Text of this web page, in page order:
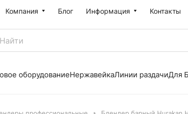
Компания Блог Информация Контакты
оборудованиеНержавейкаЛинии раздачиДля